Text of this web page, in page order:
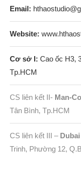
Email:
Website:
Cơ sở I: Cao ốc H3,
Tp.HCM
CS liên kết II- Man-
Tân Bình, Tp.HCM
CS liên kết III –
Trinh, Phường 12,